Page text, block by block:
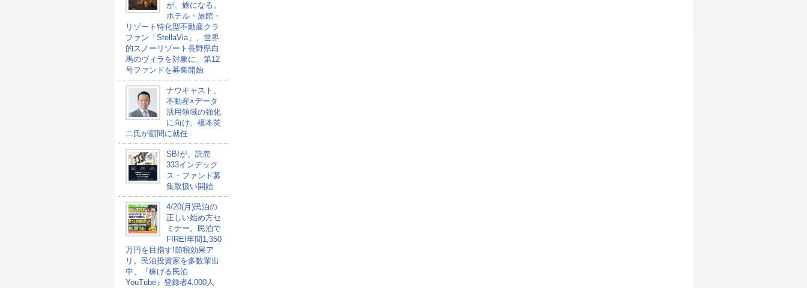
が、旅になる。
ホテル・旅館・
リゾート特化型不動産クラ
ファン「StellaVia」、世界
的スノーリゾート長野県白
馬のヴィラを対象に、第12
号ファンドを募集開始
ナウキャスト、
不動産×データ
活用領域の強化
に向け、榎本英
二氏が顧問に就任
SBIが、読売
333インデック
ス・ファンド募
集取扱い開始
4/20(月)民泊の
正しい始め方セ
ミナー。民泊で
FIRE!年間1,350
万円を目指す!節税効果ア
リ。民泊投資家を多数輩出
中、『稼げる民泊
YouTube』登録者4,000人